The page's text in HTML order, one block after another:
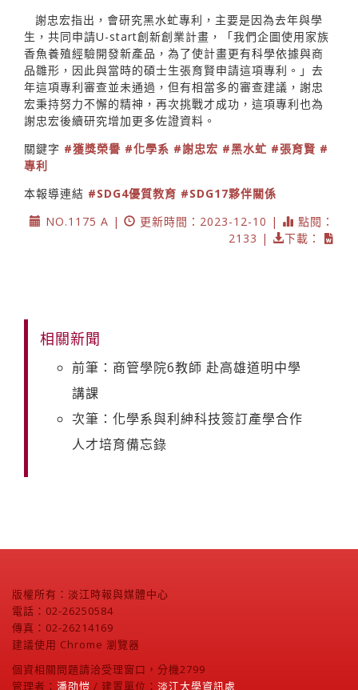
謝忠宏指出，會研究黑水虻專利，主要是因為去年與學
生，共同申請U-start創新創業計畫，「我們企圖使用家族
香魚養殖經驗開發新產品，為了使計畫更有科學依據與商
品雛形，因此與當時的碩士生張育賢申請這項專利。」去
年這項專利審查並未通過，但有相當多的審查建議，謝忠
宏秉持努力不懈的精神，再次挑戰才成功，這項專利也為
謝忠宏後續研究增加更多佐證資料。
關鍵字 #獲獎榮譽 #化學系 #謝忠宏 #黑水虻 #張育賢 #
專利
本報導連結 #SDG4優質教育 #SDG17夥伴關係
NO.1175 A |
更新時間：2023-12-10 |
點閱：
2133 |
下載：
相關新聞
前筆：商管學院6教師 赴高雄道明中學
講課
次筆：化學系與利紳科技簽訂產學合作
人才培育備忘錄
版權所有：淡江時報與媒體中心
電話：02-26250584
傳真：02-26214169
建議使用 Chrome 瀏覽器
個資相關問題請洽受理窗口，分機2799
管理者： 潘劭愷 / 建置單位： 淡江大學資訊處